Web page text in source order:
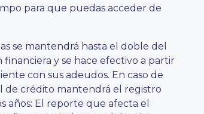
para que puedas acceder de
se mantendrá hasta el doble del
y se hace efectivo a partir
con sus adeudos. En caso de
de crédito mantendrá el registro
años: El reporte que afecta el